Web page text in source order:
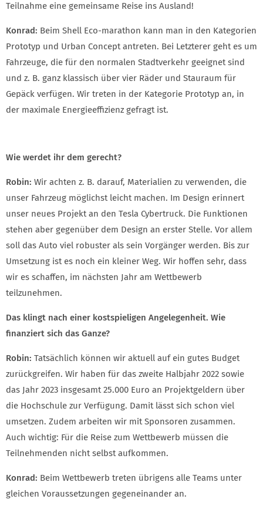
Teilnahme eine gemeinsame Reise ins Ausland!
Konrad: Beim Shell Eco-marathon kann man in den Kategorien
Prototyp und Urban Concept antreten. Bei Letzterer geht es um
Fahrzeuge, die für den normalen Stadtverkehr geeignet sind
und z. B. ganz klassisch über vier Räder und Stauraum für
Gepäck verfügen. Wir treten in der Kategorie Prototyp an, in
der maximale Energieeffizienz gefragt ist.
Wie werdet ihr dem gerecht?
Robin: Wir achten z. B. darauf, Materialien zu verwenden, die
unser Fahrzeug möglichst leicht machen. Im Design erinnert
unser neues Projekt an den Tesla Cybertruck. Die Funktionen
stehen aber gegenüber dem Design an erster Stelle. Vor allem
soll das Auto viel robuster als sein Vorgänger werden. Bis zur
Umsetzung ist es noch ein kleiner Weg. Wir hoffen sehr, dass
wir es schaffen, im nächsten Jahr am Wettbewerb
teilzunehmen.
Das klingt nach einer kostspieligen Angelegenheit. Wie
finanziert sich das Ganze?
Robin: Tatsächlich können wir aktuell auf ein gutes Budget
zurückgreifen. Wir haben für das zweite Halbjahr 2022 sowie
das Jahr 2023 insgesamt 25.000 Euro an Projektgeldern über
die Hochschule zur Verfügung. Damit lässt sich schon viel
umsetzen. Zudem arbeiten wir mit Sponsoren zusammen.
Auch wichtig: Für die Reise zum Wettbewerb müssen die
Teilnehmenden nicht selbst aufkommen.
Konrad: Beim Wettbewerb treten übrigens alle Teams unter
gleichen Voraussetzungen gegeneinander an.